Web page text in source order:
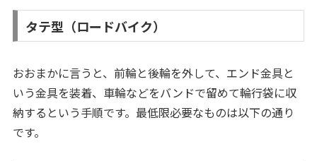
タテ型（ロードバイク）
おおまかに言うと、前輪と後輪を外して、エンド金具と
いう金具を装着、車輪などをバンドで留めて輪行袋に収
納するという手順です。最低限必要なものは以下の通り
です。